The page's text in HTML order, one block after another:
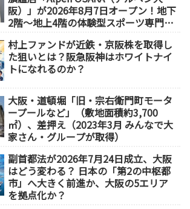
阪）」が2026年8月7日オープン！地下
2階～地上4階の体験型スポーツ専門店
村上ファンドが近鉄・京阪株を取得し
た狙いとは？阪急阪神はホワイトナイ
トになれるのか？
大阪・道頓堀「旧・宗右衛門町モータ
ープールなど」（敷地面積約3,700
㎡）、差押え（2023年3月 みんなで大
家さん・グループが取得）
副首都法が2026年7月24日成立、大阪
はどう変わる？ 日本の「第2の中枢都
市」へ大きく前進か、大阪の5エリア
を拠点化か？